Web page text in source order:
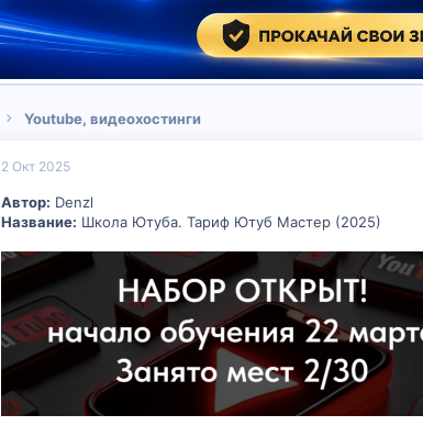
Youtube, видеохостинги
2 Окт 2025
Автор: Denzl
Название: Школа Ютуба. Тариф Ютуб Мастер (2025)